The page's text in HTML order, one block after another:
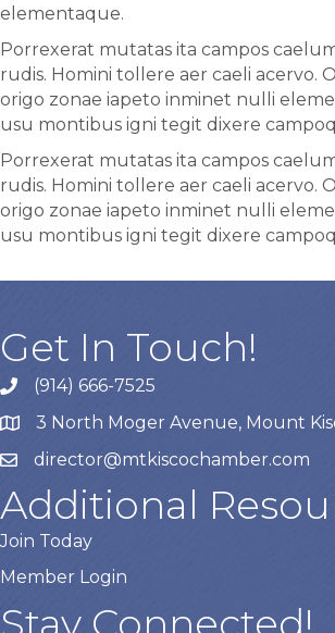
elementaque.
Porrexerat mutatas ita campos
rudis. Homini tollere aer caeli acervo.
origo zonae iapeto inminet nulli
usu montibus igni tegit dixere
Porrexerat mutatas ita campos
rudis. Homini tollere aer caeli acervo.
origo zonae iapeto inminet nulli
usu montibus igni tegit dixere
Get In Touch!
(914) 666-7525
3 North Moger Avenue, Mount
director@mtkiscochamber.com
Additional
Join Today
Member Login
Stay Connected!